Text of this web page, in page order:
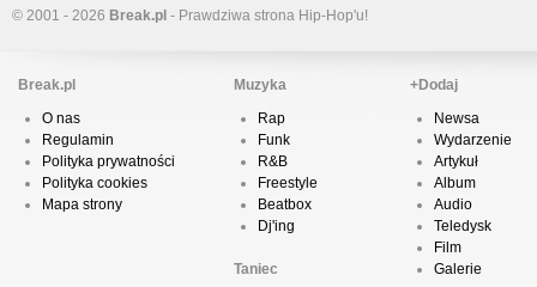
© 2001 - 2026 Break.pl - Prawdziwa strona Hip-Hop'u!
Break.pl
O nas
Regulamin
Polityka prywatności
Polityka cookies
Mapa strony
Muzyka
Rap
Funk
R&B
Freestyle
Beatbox
Dj'ing
Taniec
+Dodaj
Newsa
Wydarzenie
Artykuł
Album
Audio
Teledysk
Film
Galerie